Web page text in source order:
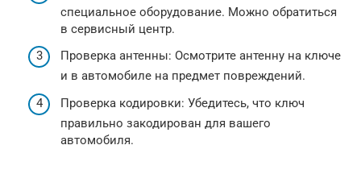
специальное оборудование. Можно обратиться
в сервисный центр.
Проверка антенны: Осмотрите антенну на ключе
и в автомобиле на предмет повреждений.
Проверка кодировки: Убедитесь, что ключ
правильно закодирован для вашего
автомобиля.